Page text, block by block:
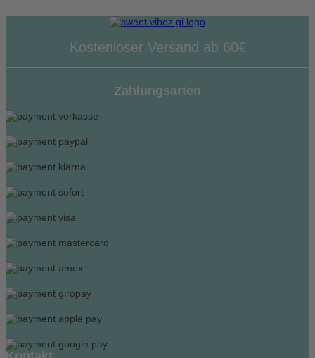
Kostenloser Versand ab 60€
Zahlungsarten